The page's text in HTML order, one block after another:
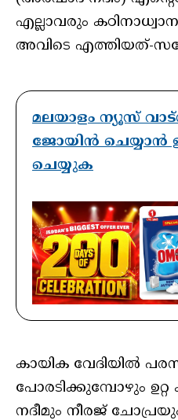
എല്ലാവരും
അവിടെ എത്തിയത്-
മലയാളം ന്യൂസ്
ജോയിൻ ചെയ്യാൻ
ചെയ്യുക
കായിക വേദിയിൽ
പോരടിക്കുമ്പോഴും
നദീമും നീരജ്